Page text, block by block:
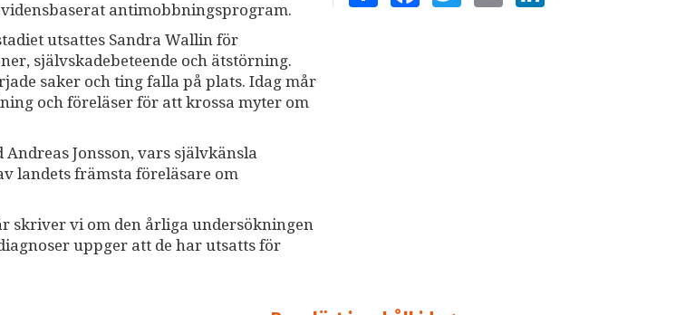
antimobbningsprogram.
utsattes Sandra Wallin för
självskadebeteende och ätstörning.
saker och ting falla på plats. Idag mår
och föreläser för att krossa myter om
Jonsson, vars självkänsla
landets främsta föreläsare om
skriver vi om den årliga undersökningen
uppger att de har utsatts för